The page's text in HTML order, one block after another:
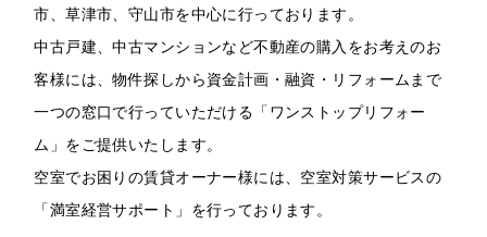
市、草津市、守山市を中心に行っております。
中古戸建、中古マンションなど不動産の購入をお考えのお
客様には、物件探しから資金計画・融資・リフォームまで
一つの窓口で行っていただける「ワンストップリフォー
ム」をご提供いたします。
空室でお困りの賃貸オーナー様には、空室対策サービスの
「満室経営サポート」を行っております。